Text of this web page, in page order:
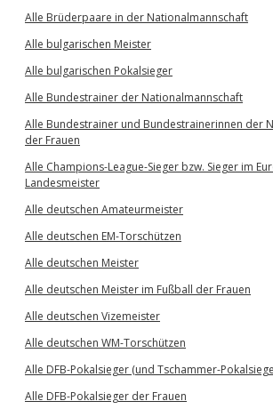
Alle Brüderpaare in der Nationalmannschaft
Alle bulgarischen Meister
Alle bulgarischen Pokalsieger
Alle Bundestrainer der Nationalmannschaft
Alle Bundestrainer und Bundestrainerinnen der
der Frauen
Alle Champions-League-Sieger bzw. Sieger im
Landesmeister
Alle deutschen Amateurmeister
Alle deutschen EM-Torschützen
Alle deutschen Meister
Alle deutschen Meister im Fußball der Frauen
Alle deutschen Vizemeister
Alle deutschen WM-Torschützen
Alle DFB-Pokalsieger (und Tschammer-
Alle DFB-Pokalsieger der Frauen